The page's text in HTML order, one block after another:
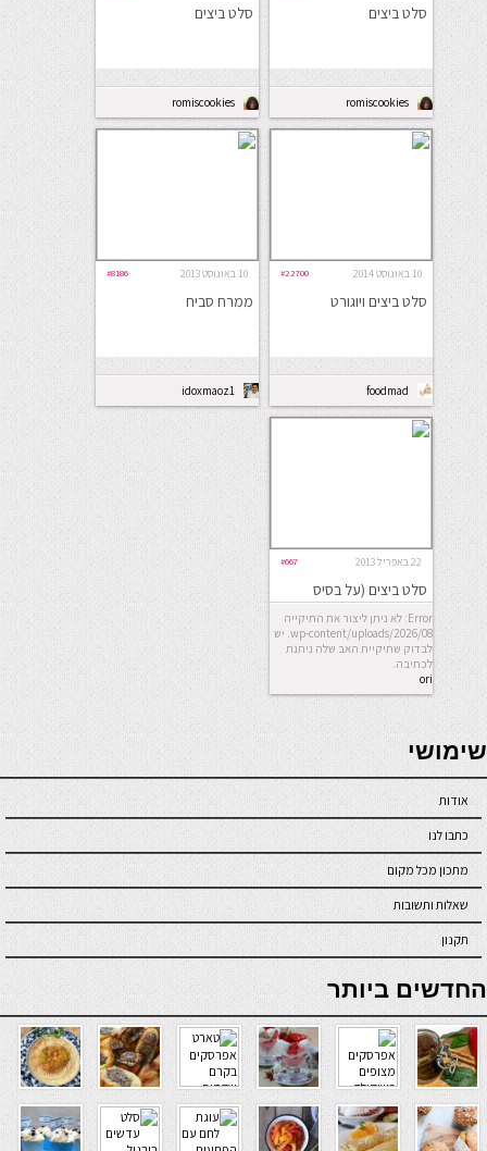
סלט ביצים
romiscookies
סלט ביצים
romiscookies
10 באוגוסט 2014 #22700
סלט ביצים ויוגורט
foodmad
10 באוגוסט 2013 #8186
ממרח סביח
idoxmaoz1
22 באפריל 2013 #667
סלט ביצים (על בסיס
יוגורט)Error: לא ניתן ליצור את התיקייה
wp-content/uploads/2026/08. יש
לבדוק שתיקיית האב שלה ניתנת
לכתיבה.
ori
seriöse online casinos österreich
שימושי
אודות
כתבו לנו
מתכון מכל מקום
שאלות ותשובות
תקנון
online casino
החדשים ביותר